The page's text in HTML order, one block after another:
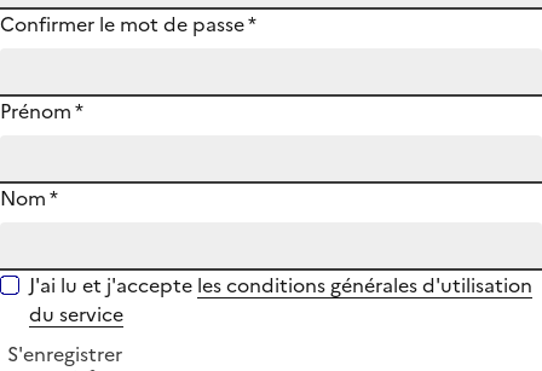
Confirmer le mot de passe*
Prénom*
Nom*
J'ai lu et j'accepte les conditions générales d'utilisation
du service
S'enregistrer